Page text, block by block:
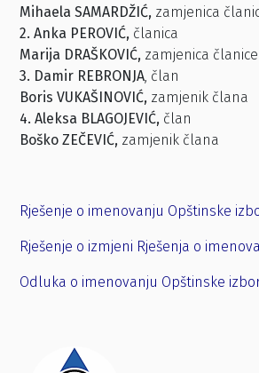
Mihaela SAMARDŽIĆ, zamjenica
2. Anka PEROVIĆ, članica
Marija DRAŠKOVIĆ, zamjenica članice
3. Damir REBRONJA, član
Boris VUKAŠINOVIĆ, zamjenik člana
4. Aleksa BLAGOJEVIĆ, član
Boško ZEČEVIĆ, zamjenik člana
Rješenje o imenovanju Opštinske
Rješenje o izmjeni Rješenja o
Odluka o imenovanju Opštinske